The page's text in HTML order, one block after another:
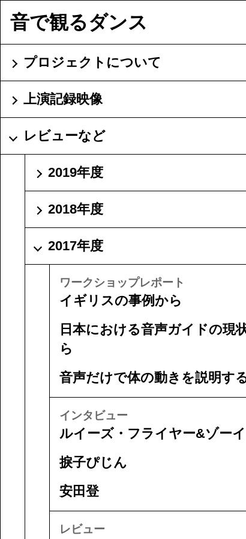
音で観るダンス
プロジェクトについて
上演記録映像
レビューなど
2019年度
2018年度
2017年度
ワークショップレポート
イギリスの事例から
日本における音声ガイドの現
ら
音声だけで体の動きを説明す
インタビュー
ルイーズ・フライヤー&ゾー
捩子ぴじん
安田登
レビュー